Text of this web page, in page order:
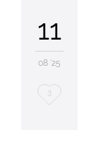
11
08 '25
Love
3